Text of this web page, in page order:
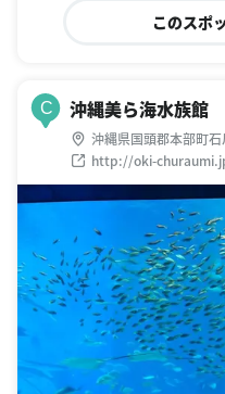
このスポ
C 沖縄美ら海水族館
沖縄県国頭郡本部町石
http://oki-